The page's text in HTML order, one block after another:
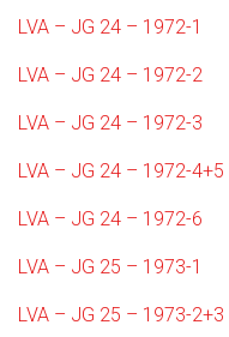
LVA – JG 24 – 1972-1
LVA – JG 24 – 1972-2
LVA – JG 24 – 1972-3
LVA – JG 24 – 1972-4+5
LVA – JG 24 – 1972-6
LVA – JG 25 – 1973-1
LVA – JG 25 – 1973-2+3